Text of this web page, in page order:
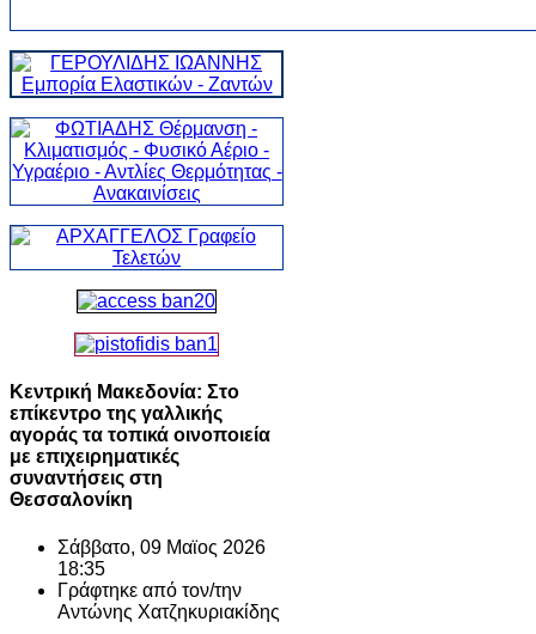
Κεντρική Μακεδονία: Στο
επίκεντρο της γαλλικής
αγοράς τα τοπικά οινοποιεία
με επιχειρηματικές
συναντήσεις στη
Θεσσαλονίκη
Σάββατο, 09 Μαϊος 2026
18:35
Γράφτηκε από τον/την
Αντώνης Χατζηκυριακίδης